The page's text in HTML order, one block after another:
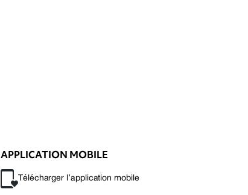
APPLICATION MOBILE
Télécharger l’application mobile